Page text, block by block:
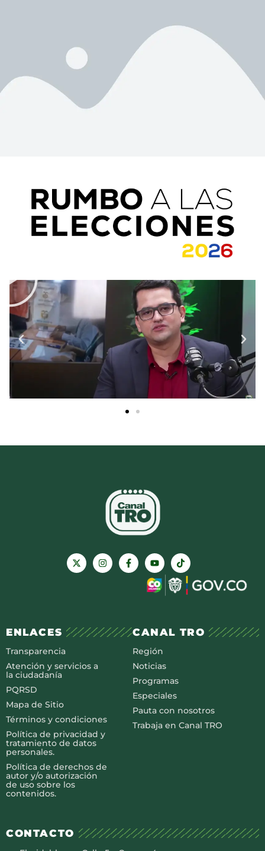
ENLACES
Transparencia
Atención y servicios a
la ciudadanía
PQRSD
Mapa de Sitio
Términos y condiciones
Política de privacidad y
tratamiento de datos
personales.
Política de derechos de
autor y/o autorización
de uso sobre los
contenidos.
CANAL TRO
Región
Noticias
Programas
Especiales
Pauta con nosotros
Trabaja en Canal TRO
CONTACTO